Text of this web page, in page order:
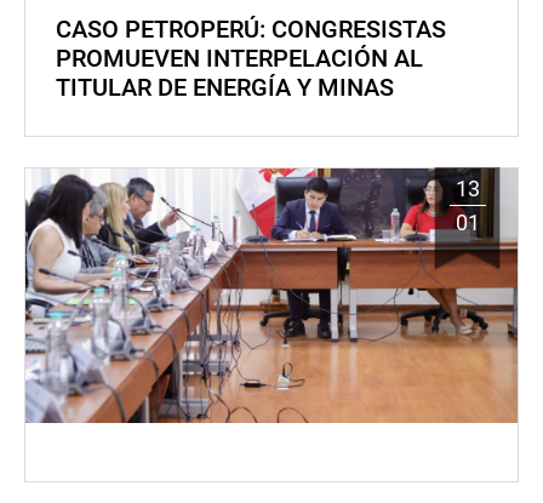
CASO PETROPERÚ: CONGRESISTAS
PROMUEVEN INTERPELACIÓN AL
TITULAR DE ENERGÍA Y MINAS
13
01